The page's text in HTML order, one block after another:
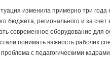
изменила примерно три года
бюджета, регионального и за
современное оборудование для
понимать важность рабочих
с педагогическими